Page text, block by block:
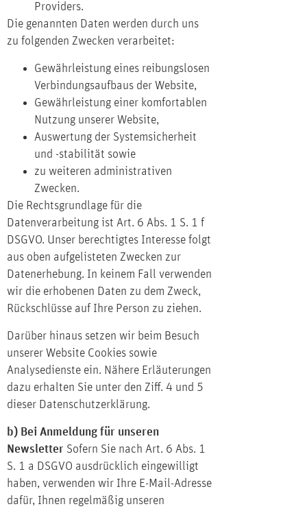
Providers.
Die genannten Daten werden durch uns
zu folgenden Zwecken verarbeitet:
Gewährleistung eines reibungslosen
Verbindungsaufbaus der Website,
Gewährleistung einer komfortablen
Nutzung unserer Website,
Auswertung der Systemsicherheit
und -stabilität sowie
zu weiteren administrativen
Zwecken.
Die Rechtsgrundlage für die
Datenverarbeitung ist Art. 6 Abs. 1 S. 1 f
DSGVO. Unser berechtigtes Interesse folgt
aus oben aufgelisteten Zwecken zur
Datenerhebung. In keinem Fall verwenden
wir die erhobenen Daten zu dem Zweck,
Rückschlüsse auf Ihre Person zu ziehen.
Darüber hinaus setzen wir beim Besuch
unserer Website Cookies sowie
Analysedienste ein. Nähere Erläuterungen
dazu erhalten Sie unter den Ziff. 4 und 5
dieser Datenschutzerklärung.
b) Bei Anmeldung für unseren
Newsletter Sofern Sie nach Art. 6 Abs. 1
S. 1 a DSGVO ausdrücklich eingewilligt
haben, verwenden wir Ihre E-Mail-Adresse
dafür, Ihnen regelmäßig unseren